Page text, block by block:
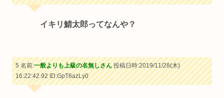
イキリ鯖太郎ってなんや？
5 名前:一般よりも上級の名無しさん投稿日時:2019/11/28(木)
16:22:42.92ID:GpT6azLy0